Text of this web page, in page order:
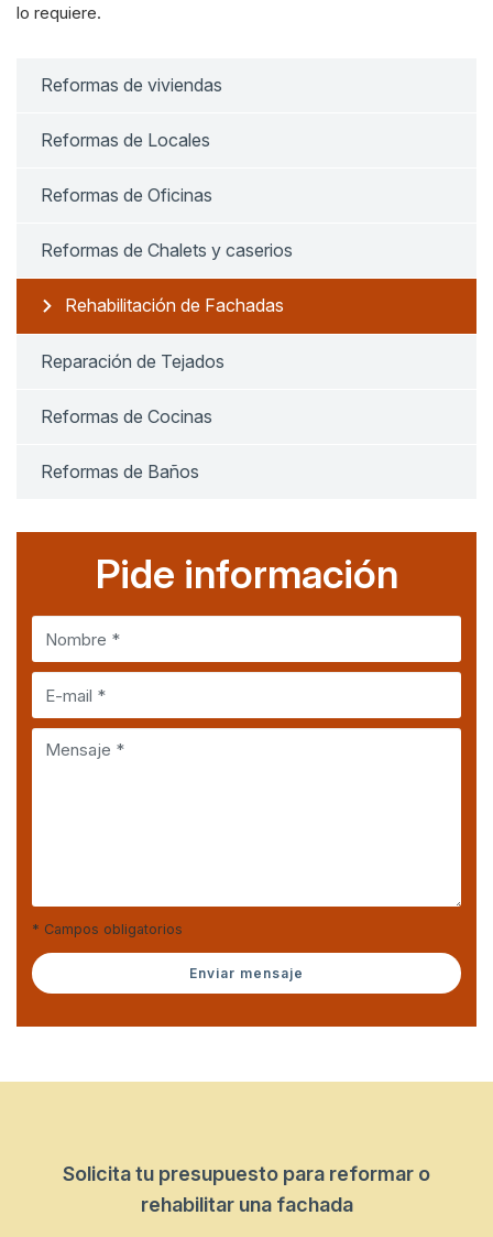
lo requiere.
Reformas de viviendas
Reformas de Locales
Reformas de Oficinas
Reformas de Chalets y caserios
Rehabilitación de Fachadas
Reparación de Tejados
Reformas de Cocinas
Reformas de Baños
Pide información
* Campos obligatorios
Enviar mensaje
Solicita tu presupuesto para reformar o
rehabilitar una fachada